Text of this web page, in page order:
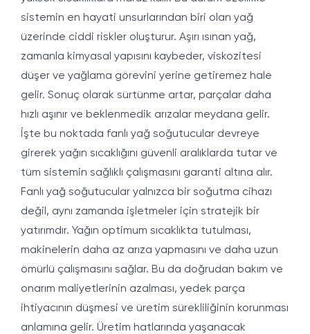
sistemin en hayati unsurlarından biri olan yağ
üzerinde ciddi riskler oluşturur. Aşırı ısınan yağ,
zamanla kimyasal yapısını kaybeder, viskozitesi
düşer ve yağlama görevini yerine getiremez hale
gelir. Sonuç olarak sürtünme artar, parçalar daha
hızlı aşınır ve beklenmedik arızalar meydana gelir.
İşte bu noktada fanlı yağ soğutucular devreye
girerek yağın sıcaklığını güvenli aralıklarda tutar ve
tüm sistemin sağlıklı çalışmasını garanti altına alır.
Fanlı yağ soğutucular yalnızca bir soğutma cihazı
değil, aynı zamanda işletmeler için stratejik bir
yatırımdır. Yağın optimum sıcaklıkta tutulması,
makinelerin daha az arıza yapmasını ve daha uzun
ömürlü çalışmasını sağlar. Bu da doğrudan bakım ve
onarım maliyetlerinin azalması, yedek parça
ihtiyacının düşmesi ve üretim sürekliliğinin korunması
anlamına gelir. Üretim hatlarında yaşanacak